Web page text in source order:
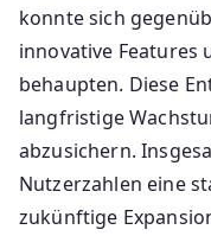
konnte sich
innovative Features
behaupten. Diese
langfristige
abzusichern.
Nutzerzahlen eine
zukünftige